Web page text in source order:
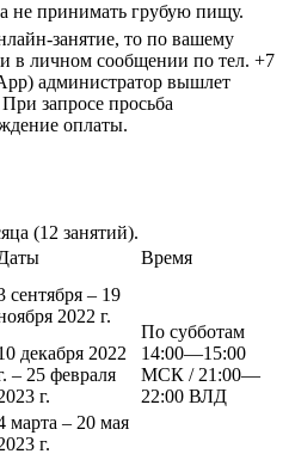
не принимать грубую пищу.
занятие, то по вашему
в личном сообщении по тел. +7
администратор вышлет
запросе просьба
оплаты.
(12 занятий).
Время
сентября – 19
2022 г.
По субботам
14:00—15:00
МСК / 21:00—
22:00 ВЛД
декабря 2022
– 25 февраля
г.
марта – 20 мая
г.